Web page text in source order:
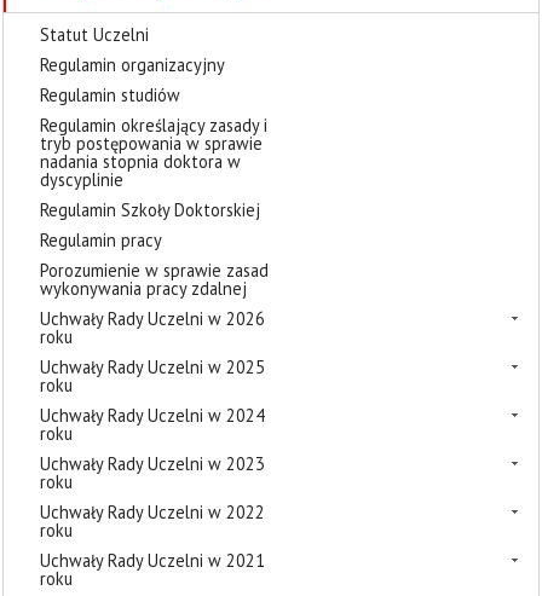
Statut Uczelni
Regulamin organizacyjny
Regulamin studiów
Regulamin określający zasady i
tryb postępowania w sprawie
nadania stopnia doktora w
dyscyplinie
Regulamin Szkoły Doktorskiej
Regulamin pracy
Porozumienie w sprawie zasad
wykonywania pracy zdalnej
Uchwały Rady Uczelni w 2026
roku
Uchwały Rady Uczelni w 2025
roku
Uchwały Rady Uczelni w 2024
roku
Uchwały Rady Uczelni w 2023
roku
Uchwały Rady Uczelni w 2022
roku
Uchwały Rady Uczelni w 2021
roku